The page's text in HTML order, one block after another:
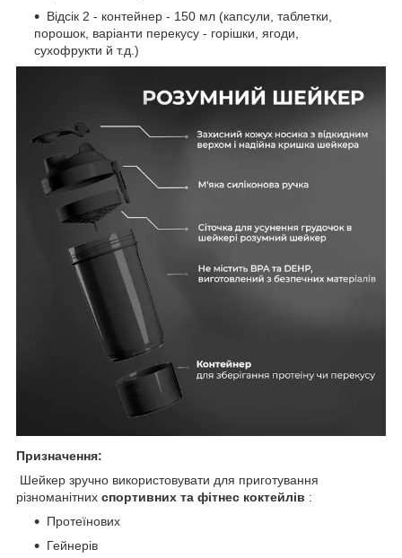
Відсік 2 - контейнер - 150 мл (капсули, таблетки,
порошок, варіанти перекусу - горішки, ягоди,
сухофрукти й т.д.)
Призначення:
Шейкер зручно використовувати для приготування
різноманітних спортивних та фітнес коктейлів :
Протеїнових
Гейнерів